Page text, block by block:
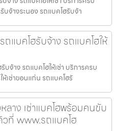
บจ้างระนอง รถแบคโฮรับจ้า
แบคโฮรับจ้าง รถแบคโฮให้
บจ้าง รถแบคโฮให้เช่า บริการครบ
ห้เช่าขอนแก่น รถแบคโฮรั
ลาง เช่าแบคโฮพร้อมคนขับ
ที่ www.รถแบคโฮ